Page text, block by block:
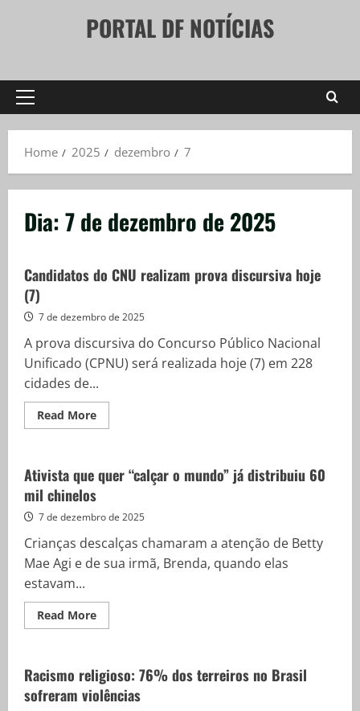
PORTAL DF NOTÍCIAS
Primary
Home
2025 dezembro 7
Dia:7 de dezembro de 2025
Candidatos do CNU realizam prova discursiva hoje
(7)
7 de dezembro de 2025
A prova discursiva do Concurso Público Nacional
Unificado (CPNU) será realizada hoje (7) em 228
cidades de...
Read MoreRead
more
CNU
realizam
discursiva
hoje
Ativista que quer “calçar o mundo” já distribuiu 60
mil chinelos
7 de dezembro de 2025
Crianças descalças chamaram a atenção de Betty
Mae Agi e de sua irmã, Brenda, quando elas
estavam...
Read MoreRead
more
quer
“calçar
o
mundo”
Racismo religioso: 76% dos terreiros no Brasil
sofreram violências